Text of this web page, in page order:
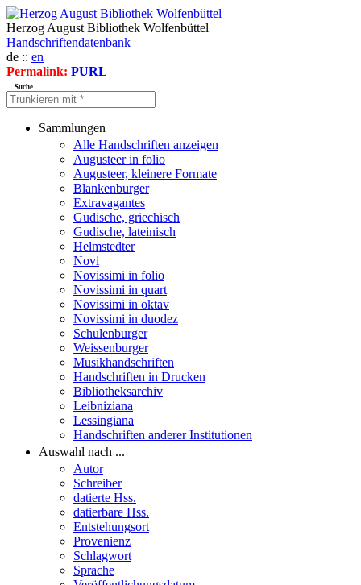
Herzog August Bibliothek Wolfenbüttel
Handschriftendatenbank
de :: en
Permalink: PURL
Suche
Sammlungen
Alle Handschriften anzeigen
Augusteer in folio
Augusteer, kleinere Formate
Blankenburger
Extravagantes
Gudische, griechisch
Gudische, lateinisch
Helmstedter
Novi
Novissimi in folio
Novissimi in quart
Novissimi in oktav
Novissimi in duodez
Schulenburger
Weissenburger
Musikhandschriften
Handschriften in Drucken
Bibliotheksarchiv
Leibniziana
Lessingiana
Handschriften anderer Institutionen
Auswahl nach ...
Autor
Schreiber
datierte Hss.
datierbare Hss.
Entstehungsort
Provenienz
Schlagwort
Sprache